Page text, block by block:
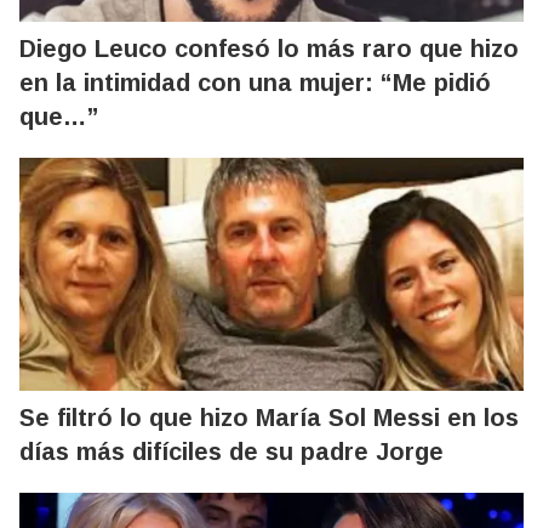
Diego Leuco confesó lo más raro que hizo
en la intimidad con una mujer: “Me pidió
que…”
Se filtró lo que hizo María Sol Messi en los
días más difíciles de su padre Jorge